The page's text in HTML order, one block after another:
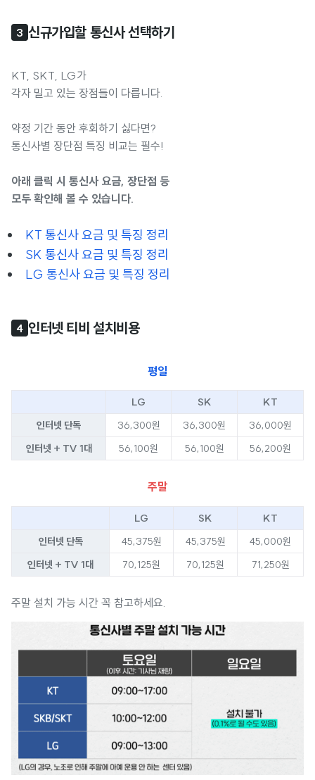
3 신규가입할 통신사 선택하기
KT, SKT, LG가
각자 밀고 있는 장점들이 다릅니다.
약정 기간 동안 후회하기 싫다면?
통신사별 장단점 특징 비교는 필수!
아래 클릭 시 통신사 요금, 장단점 등
모두 확인해 볼 수 있습니다.
KT 통신사 요금 및 특징 정리
SK 통신사 요금 및 특징 정리
LG 통신사 요금 및 특징 정리
4 인터넷 티비 설치비용
평일
LG SK
KT
인터넷 단독
36,300원 36,300원
36,000원
인터넷 + TV 1대
56,100원 56,100원 56,200원
주말
LG SK
KT
인터넷 단독
45,375원 45,375원
45,000원
인터넷 + TV 1대
70,125원 70,125원 71,250원
주말 설치 가능 시간 꼭 참고하세요.